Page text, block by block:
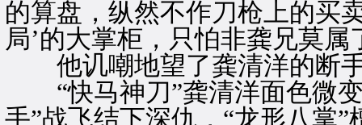
的算盘，纵然不作刀枪上的
局’的大掌柜，只怕非龚兄莫属
他讥嘲地望了龚清洋的断手
“快马神刀”龚清洋面色微变
手”战飞结下深仇，“龙形八掌